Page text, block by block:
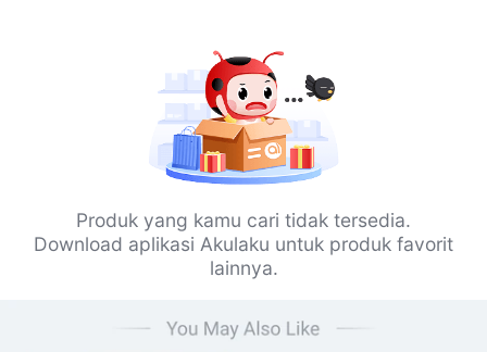
Produk yang kamu cari tidak tersedia.
Download aplikasi Akulaku untuk produk favorit
lainnya.